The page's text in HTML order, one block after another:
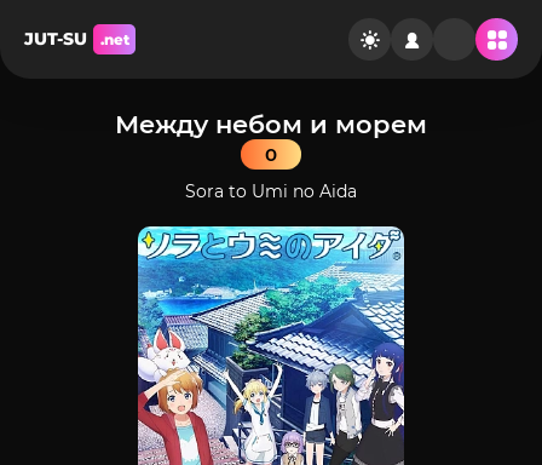
JUT-SU .net
Между небом и морем
0
Sora to Umi no Aida